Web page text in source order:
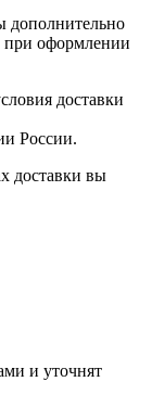
дополнительно
при оформлении
доставки
России.
доставки вы
и уточнят